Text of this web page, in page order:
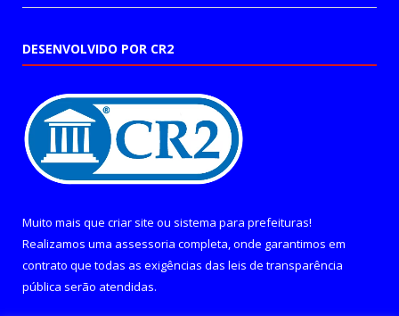
DESENVOLVIDO POR CR2
Muito mais que criar site ou sistema para prefeituras!
Realizamos uma assessoria completa, onde garantimos em
contrato que todas as exigências das leis de transparência
pública serão atendidas.